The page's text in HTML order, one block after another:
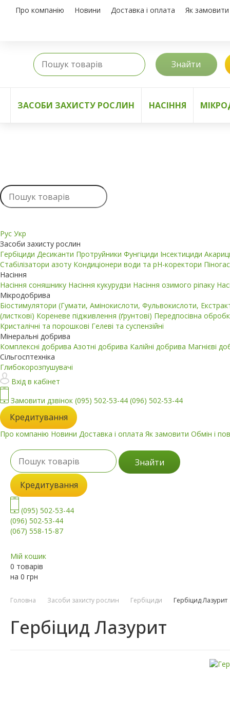
Про компанію Новини Доставка і оплата Як замовити
Знайти
ЗАСОБИ ЗАХИСТУ РОСЛИН НАСІННЯ
Рус Укр
Засоби захисту рослин
Гербіциди Десиканти Протруйники Фунгіциди Інсектициди
Стабілізатори азоту Кондиціонери води та pH-коректори
Насіння
Насіння соняшнику Насіння кукурудзи Насіння озимого ріпаку
Мікродобрива
Біостимулятори (Гумати, Амінокислоти, Фульвокислоти,
(листкові) Кореневе підживлення (ґрунтові) Передпосівна
Кристалічні та порошкові Гелеві та суспензійні
Мінеральні добрива
Комплексні добрива Азотні добрива Калійні добрива Магнієві
Сільгосптехніка
Глибокорозпушувачі
Вхід в кабінет
Замовити дзвінок (095) 502-53-44 (096) 502-53-44
Кредитування
Про компанію Новини Доставка і оплата Як замовити Обмін і
Знайти
Кредитування
(095) 502-53-44
(096) 502-53-44
(067) 558-15-87
Мій кошик
0 товарів
на 0 грн
Головна Засоби захисту рослин Гербіциди Гербіцид Лазурит
Гербіцид Лазурит